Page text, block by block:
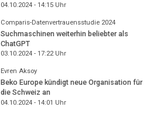
04.10.2024 - 14:15Uhr
Comparis-Datenvertrauensstudie 2024
Suchmaschinen weiterhin beliebter als
ChatGPT
03.10.2024 - 17:22Uhr
Evren Aksoy
Beko Europe kündigt neue Organisation für
die Schweiz an
04.10.2024 - 14:01 Uhr